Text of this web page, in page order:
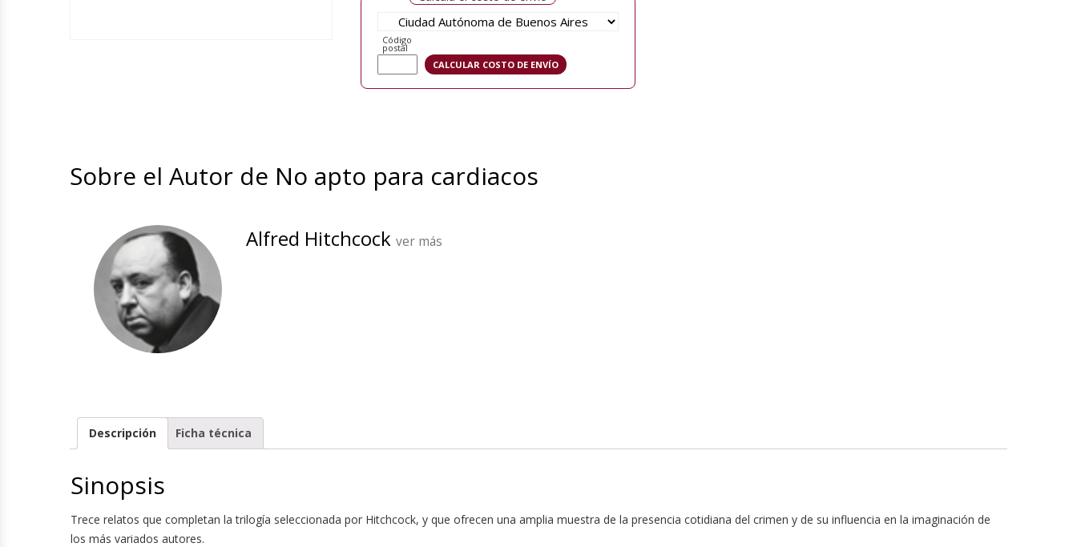
Código
postal
Sobre el Autor de No apto para cardiacos
Alfred Hitchcock ver más
Descripción Ficha técnica
Sinopsis
Trece relatos que completan la trilogía seleccionada por Hitchcock, y que ofrecen una amplia muestra de la presencia cotidiana del crimen y de su influencia en la imaginación de
los más variados autores.